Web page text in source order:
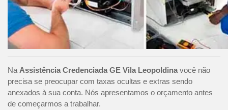
Na Assistência Credenciada GE Vila Leopoldina você não
precisa se preocupar com taxas ocultas e extras sendo
anexados à sua conta. Nós apresentamos o orçamento antes
de começarmos a trabalhar.